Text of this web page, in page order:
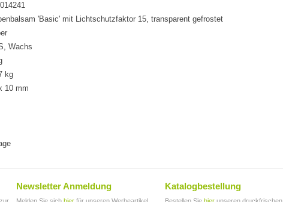
'Basic' mit Lichtschutzfaktor 15, transparent gefrostet
Wachs
kg
10 mm
Newsletter Anmeldung Katalogbestellung